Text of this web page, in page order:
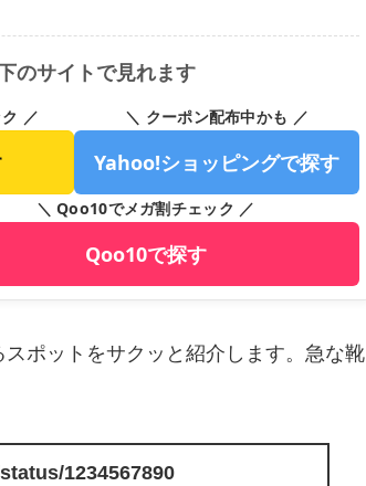
のサイトで見れます
／ ＼ クーポン配布中かも ／
Yahoo!ショッピングで探す
＼ Qoo10でメガ割チェック ／
Qoo10で探す
ポットをサクッと紹介します。急な靴
1234567890